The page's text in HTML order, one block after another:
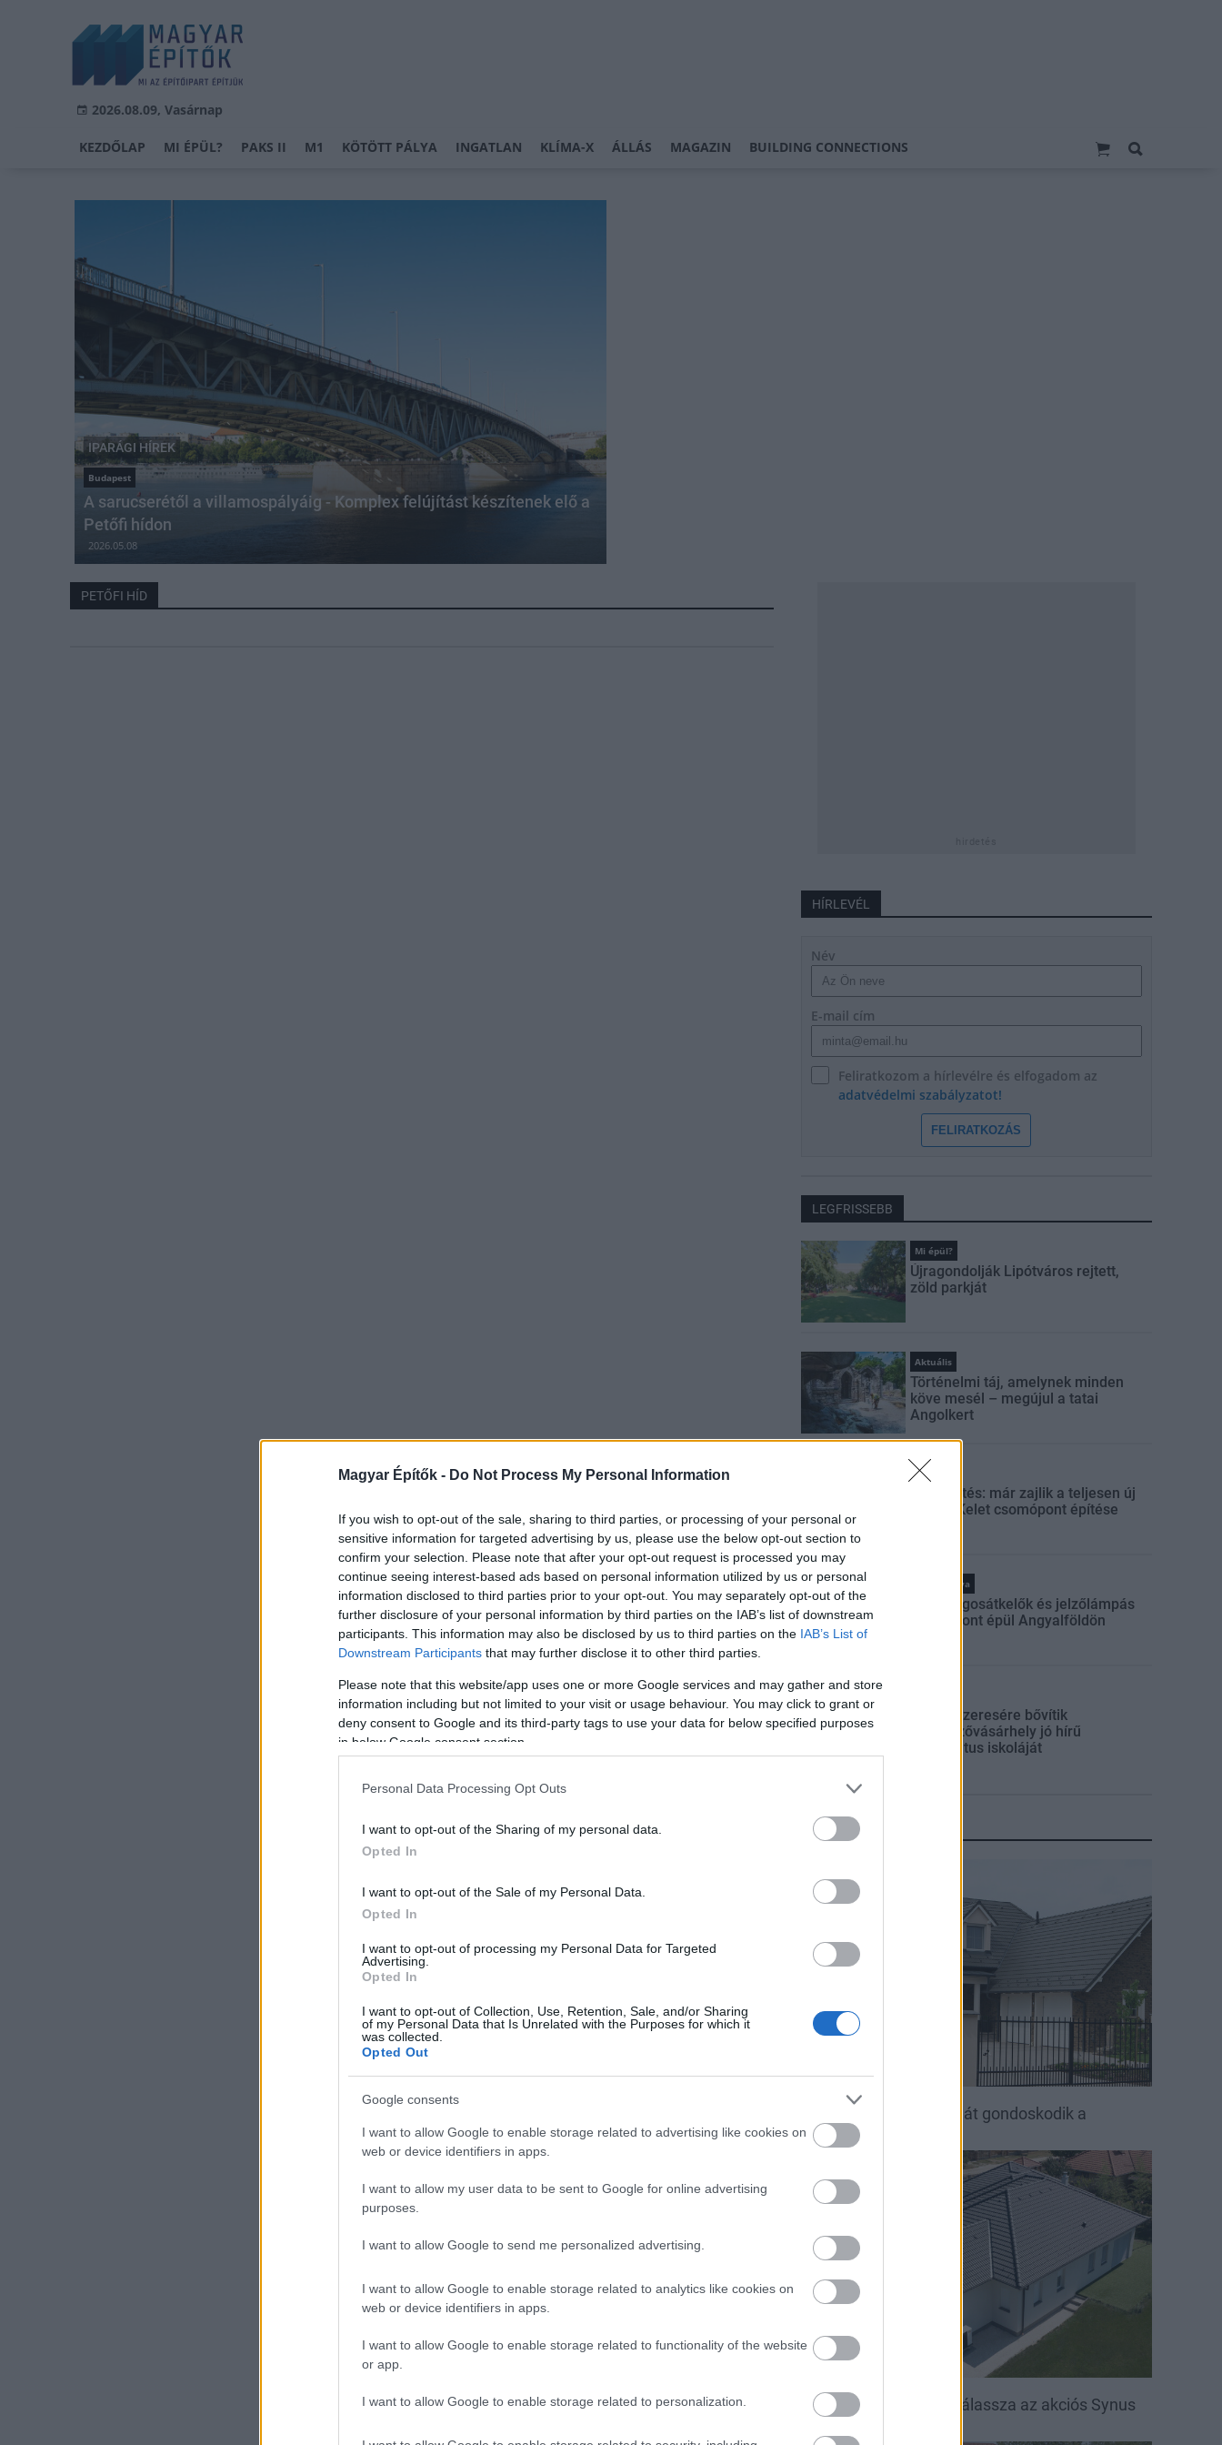
Magyar Építők - Do Not Process My Personal Information
If you wish to opt-out of the sale, sharing to third parties, or processing of your personal or
sensitive information for targeted advertising by us, please use the below opt-out section to
confirm your selection. Please note that after your opt-out request is processed you may
continue seeing interest-based ads based on personal information utilized by us or personal
information disclosed to third parties prior to your opt-out. You may separately opt-out of the
further disclosure of your personal information by third parties on the IAB’s list of downstream
participants. This information may also be disclosed by us to third parties on the IAB’s List of
Downstream Participants that may further disclose it to other third parties.
Please note that this website/app uses one or more Google services and may gather and store
information including but not limited to your visit or usage behaviour. You may click to grant or
deny consent to Google and its third-party tags to use your data for below specified purposes
in below Google consent section.
Personal Data Processing Opt Outs
I want to opt-out of the Sharing of my personal data.
Opted In
I want to opt-out of the Sale of my Personal Data.
Opted In
I want to opt-out of processing my Personal Data for Targeted
Advertising.
Opted In
I want to opt-out of Collection, Use, Retention, Sale, and/or Sharing
of my Personal Data that Is Unrelated with the Purposes for which it
was collected.
Opted Out
Google consents
I want to allow Google to enable storage related to advertising like cookies on
web or device identifiers in apps.
I want to allow my user data to be sent to Google for online advertising
purposes.
I want to allow Google to send me personalized advertising.
I want to allow Google to enable storage related to analytics like cookies on
web or device identifiers in apps.
I want to allow Google to enable storage related to functionality of the website
or app.
I want to allow Google to enable storage related to personalization.
2026.08.09, Vasárnap
KEZDŐLAP MI ÉPÜL? PAKS II M1 KÖTÖTT PÁLYA INGATLAN KLÍMA-X ÁLLÁS MAGAZIN BUILDING CONNECTIONS
IPARÁGI HÍREK
Budapest
A sarucserétől a villamospályáig - Komplex felújítást készítenek elő a
Petőfi hídon
2026.05.08
PETŐFI HÍD
HÍRLEVÉL
Név
E-mail cím
Feliratkozom a hírlevélre és elfogadom az
adatvédelmi szabályzatot!
FELIRATKOZÁS
LEGFRISSEBB
Mi épül?
Újragondolják Lipótváros rejtett,
zöld parkját
Aktuális
Történelmi táj, amelynek minden
köve mesél – megújul a tatai
Angolkert
Útépítés
M1 bővítés: már zajlik a teljesen új
Bicske Kelet csomópont építése
Kötött pálya
Új gyalogosátkelők és jelzőlámpás
csomópont épül Angyalföldön
Másfélszeresére bővítik
Hódmezővásárhely jó hírű
református iskoláját
KIRAKAT
Tető, ami évtizedeken át gondoskodik a
családról
Döntsön könnyedén: válassza az akciós Synus
tetőcserepet!